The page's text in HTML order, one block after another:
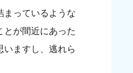
っているような
が間近にあった
ますし、逃れら